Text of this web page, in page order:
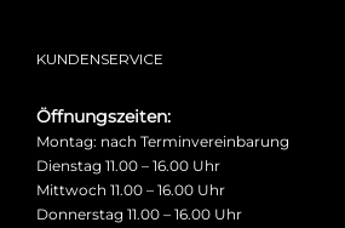
KUNDENSERVICE
Öffnungszeiten:
Montag: nach Terminvereinbarung
Dienstag 11.00 – 16.00 Uhr
Mittwoch 11.00 – 16.00 Uhr
Donnerstag 11.00 – 16.00 Uhr